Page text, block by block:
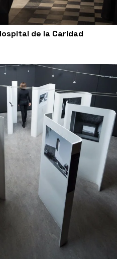
de la Caridad